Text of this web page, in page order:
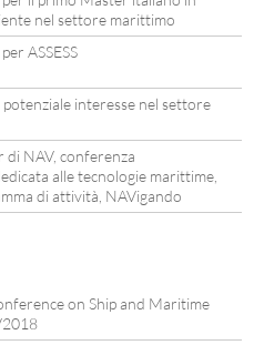
nel settore marittimo
ASSESS
potenziale interesse nel settore
di NAV, conferenza
alle tecnologie marittime,
di attività, NAVigando
on Ship and Maritime